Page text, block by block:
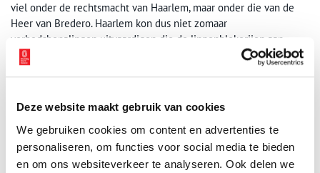
Deze website maakt gebruik van cookies
We gebruiken cookies om content en advertenties te
personaliseren, om functies voor social media te bieden
en om ons websiteverkeer te analyseren. Ook delen we
viel onder de rechtsmacht van Haarlem, maar onder die van de
Heer van Bredero. Haarlem kon dus niet zomaar
verbodsbepalingen uitvaardigen die de linnenblekerijen aan
banden legden. De stad probeerde dit echter wel en kwam, nadat
de blekers claimden dat de stad buiten haar boekje trad, in
strijd volgde, die vele jaren duurde. Uiteindelijk trok Haarlem aan
het langste eind nadat ook de Stadhouder en het Hof van Holland
zich met de zaak hadden bemoeid. Alle blekerijen in de polder
ten zuiden van de Zijlweg moesten verdwijnen. De blekers
kregen hiervoor wel een eenmalige uitkoopsom van driehonderd